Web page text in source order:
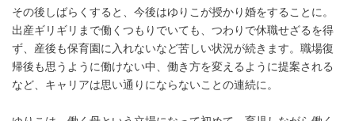
その後しばらくすると、今後はゆりこが授かり婚をすることに。
出産ギリギリまで働くつもりでいても、つわりで休職せざるを得
ず、産後も保育園に入れないなど苦しい状況が続きます。職場復
帰後も思うように働けない中、働き方を変えるように提案される
など、キャリアは思い通りにならないことの連続に。